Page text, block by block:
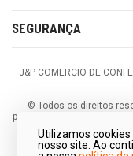
SEGURANÇA
J&P COMERCIO DE
© Todos os direitos
prazos de pagamento
internet. As fotos, textos
Loja. É proibida a
Utilizamos
nosso site. Ao